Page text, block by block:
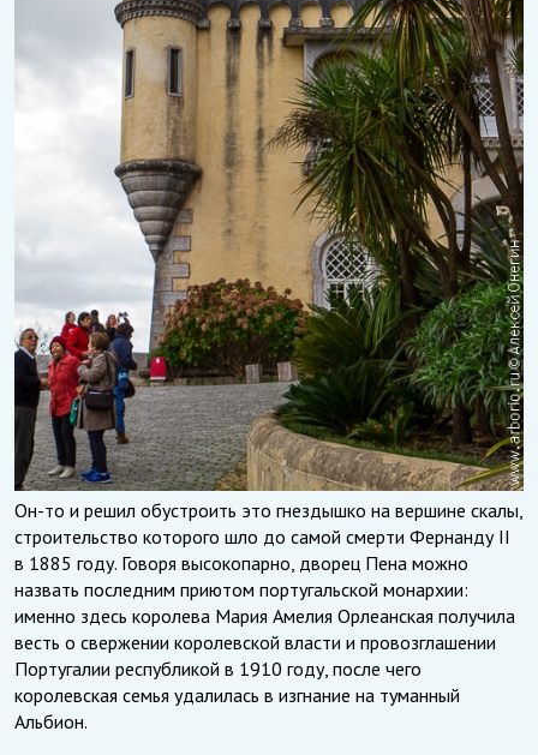
Он-то и решил обустроить это гнездышко на вершине скалы,
строительство которого шло до самой смерти Фернанду II
в 1885 году. Говоря высокопарно, дворец Пена можно
назвать последним приютом португальской монархии:
именно здесь королева Мария Амелия Орлеанская получила
весть о свержении королевской власти и провозглашении
Португалии республикой в 1910 году, после чего
королевская семья удалилась в изгнание на туманный
Альбион.